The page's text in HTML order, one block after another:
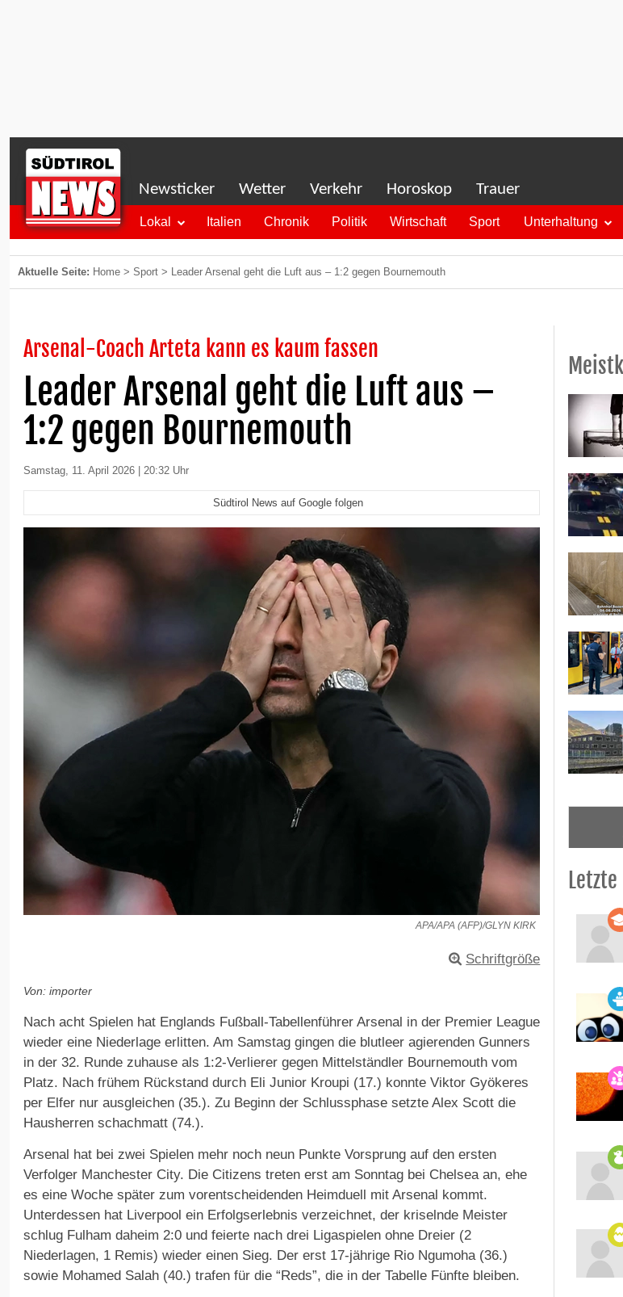
Newsticker Wetter Verkehr Horoskop Trauer
Lokal Italien Chronik Politik Wirtschaft Sport Unterhaltung
Aktuelle Seite: Home > Sport > Leader Arsenal geht die Luft aus – 1:2 gegen Bournemouth
Arsenal-Coach Arteta kann es kaum fassen
Leader Arsenal geht die Luft aus –
1:2 gegen Bournemouth
Samstag, 11. April 2026 | 20:32 Uhr
Südtirol News auf Google folgen
APA/APA (AFP)/GLYN KIRK
Schriftgröße
Von: importer
Nach acht Spielen hat Englands Fußball-Tabellenführer Arsenal in der Premier League
wieder eine Niederlage erlitten. Am Samstag gingen die blutleer agierenden Gunners
in der 32. Runde zuhause als 1:2-Verlierer gegen Mittelständler Bournemouth vom
Platz. Nach frühem Rückstand durch Eli Junior Kroupi (17.) konnte Viktor Gyökeres
per Elfer nur ausgleichen (35.). Zu Beginn der Schlussphase setzte Alex Scott die
Hausherren schachmatt (74.).
Arsenal hat bei zwei Spielen mehr noch neun Punkte Vorsprung auf den ersten
Verfolger Manchester City. Die Citizens treten erst am Sonntag bei Chelsea an, ehe
es eine Woche später zum vorentscheidenden Heimduell mit Arsenal kommt.
Unterdessen hat Liverpool ein Erfolgserlebnis verzeichnet, der kriselnde Meister
schlug Fulham daheim 2:0 und feierte nach drei Ligaspielen ohne Dreier (2
Niederlagen, 1 Remis) wieder einen Sieg. Der erst 17-jährige Rio Ngumoha (36.)
sowie Mohamed Salah (40.) trafen für die “Reds”, die in der Tabelle Fünfte bleiben.